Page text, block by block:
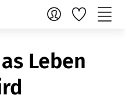
Leben